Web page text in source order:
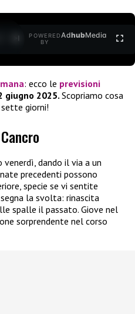
POWERED
BY
AdhubMedia
: ecco le previsioni
giugno 2025. Scopriamo cosa
giorni!
dando il via a un
precedenti possono
specie se vi sentite
la svolta: rinascita
spalle il passato. Giove nel
sorprendente nel corso